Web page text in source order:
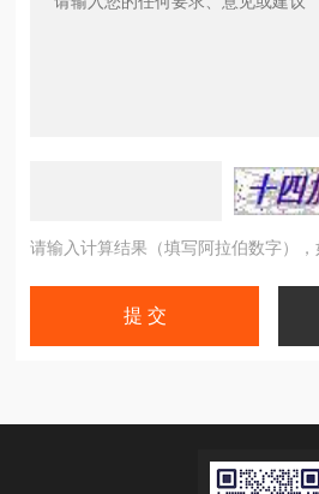
请输入计算结果（填写阿拉伯数字）